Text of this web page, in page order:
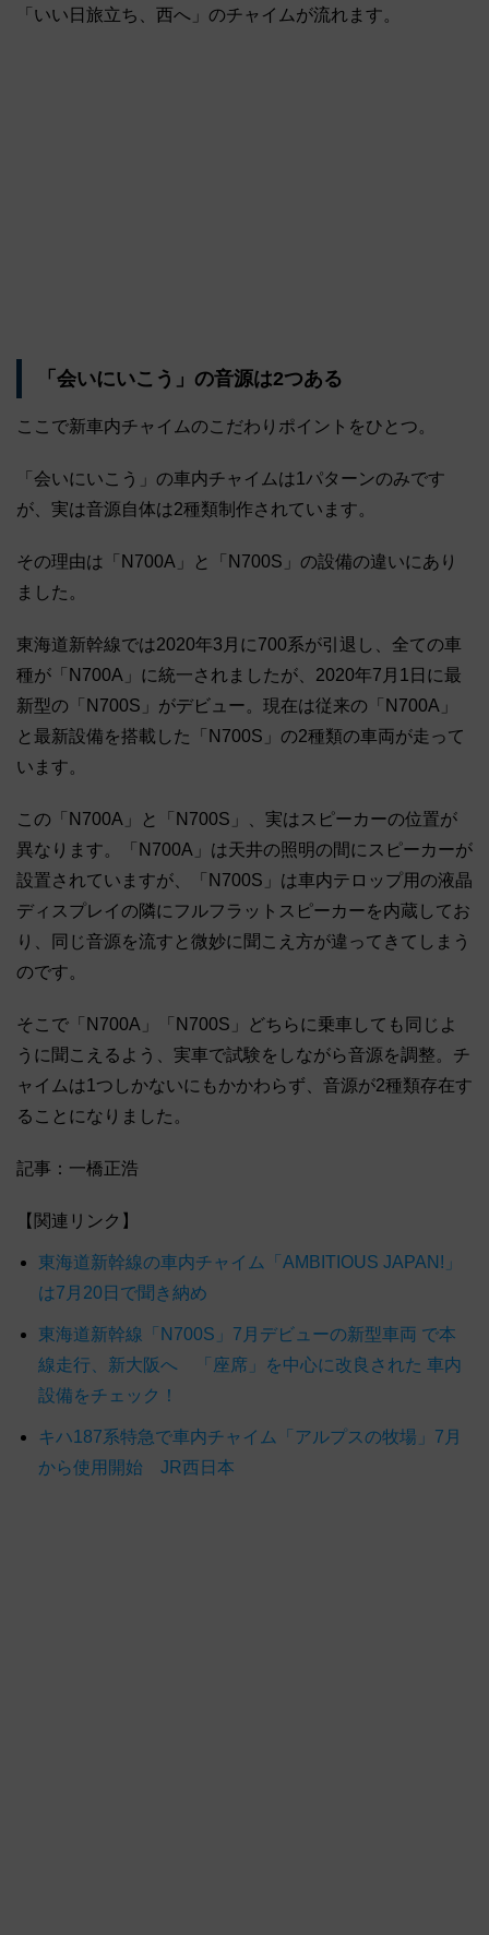
「いい日旅立ち、西へ」のチャイムが流れます。
「会いにいこう」の音源は2つある
ここで新車内チャイムのこだわりポイントをひとつ。
「会いにいこう」の車内チャイムは1パターンのみです
が、実は音源自体は2種類制作されています。
その理由は「N700A」と「N700S」の設備の違いにあり
ました。
東海道新幹線では2020年3月に700系が引退し、全ての車
種が「N700A」に統一されましたが、2020年7月1日に最
新型の「N700S」がデビュー。現在は従来の「N700A」
と最新設備を搭載した「N700S」の2種類の車両が走って
います。
この「N700A」と「N700S」、実はスピーカーの位置が
異なります。「N700A」は天井の照明の間にスピーカーが
設置されていますが、「N700S」は車内テロップ用の液晶
ディスプレイの隣にフルフラットスピーカーを内蔵してお
り、同じ音源を流すと微妙に聞こえ方が違ってきてしまう
のです。
そこで「N700A」「N700S」どちらに乗車しても同じよ
うに聞こえるよう、実車で試験をしながら音源を調整。チ
ャイムは1つしかないにもかかわらず、音源が2種類存在す
ることになりました。
記事：一橋正浩
【関連リンク】
東海道新幹線の車内チャイム「AMBITIOUS JAPAN!」
は7月20日で聞き納め
東海道新幹線「N700S」7月デビューの新型車両 で本
線走行、新大阪へ 「座席」を中心に改良された 車内
設備をチェック！
キハ187系特急で車内チャイム「アルプスの牧場」7月
から使用開始 JR西日本